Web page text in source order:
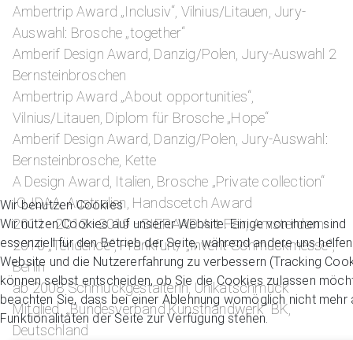
Ambertrip Award „Inclusiv“, Vilnius/Litauen, Jury-
Auswahl: Brosche „together“
Amberif Design Award, Danzig/Polen, Jury-Auswahl 2
Bernsteinbroschen
Ambertrip Award „About opportunities“,
Vilnius/Litauen, Diplom für Brosche „Hope“
Amberif Design Award, Danzig/Polen, Jury-Auswahl:
Bernsteinbrosche, Kette
A Design Award, Italien, Brosche „Private collection“
IOJDAA, Australien, Handscetch Award
2011 - 2013 - 2019 - SIERAAD Art Fair, Amsterdam
2010 „Tendence“, Frankfurt/ „Invent-Schmuckmesse“,
Berlin
ab 2008 Schmuckgestalterin, Unikatschmuck
Mitglied „Bundesverband Kunsthandwerk“ BK,
Deutschland
Wir benutzen Cookies
Wir nutzen Cookies auf unserer Website. Einige von ihnen sind
essenziell für den Betrieb der Seite, während andere uns
Website und die Nutzererfahrung zu verbessern (Tracking
können selbst entscheiden, ob Sie die Cookies zulassen
beachten Sie, dass bei einer Ablehnung womöglich nicht mehr
Funktionalitäten der Seite zur Verfügung stehen.